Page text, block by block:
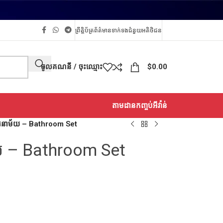
ព្រឹត្តិប័ត្រព័ត៌មានទាក់ទងជំនួយអតិថិជន
ចូលគណនី / ចុះឈ្មោះ $0.00
តាមដានកញ្ចប់អីវ៉ាន់
ម័យ – Bathroom Set
Bathroom Set